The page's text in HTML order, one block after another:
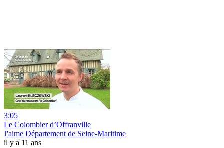
3:05
Le Colombier d’Offranville
J'aime Département de Seine-Maritime
il y a 11 ans